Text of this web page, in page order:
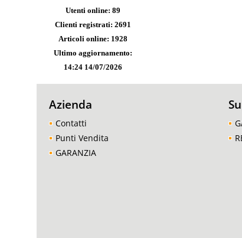
Utenti online: 89
Clienti registrati: 2691
Articoli online: 1928
Ultimo aggiornamento:
14:24 14/07/2026
Azienda
Contatti
Punti Vendita
GARANZIA